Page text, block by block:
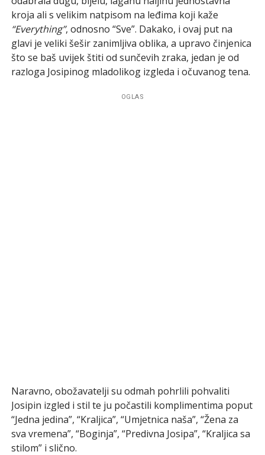
kroja ali s velikim natpisom na leđima koji kaže
“Everything”, odnosno “Sve”. Dakako, i ovaj put na
glavi je veliki šešir zanimljiva oblika, a upravo činjenica
što se baš uvijek štiti od sunčevih zraka, jedan je od
razloga Josipinog mladolikog izgleda i očuvanog tena.
OGLAS
Naravno, obožavatelji su odmah pohrlili pohvaliti
Josipin izgled i stil te ju počastili komplimentima poput
“Jedna jedina”, “Kraljica”, “Umjetnica naša”, “Žena za
sva vremena”, “Boginja”, “Predivna Josipa”, “Kraljica sa
stilom” i slično.